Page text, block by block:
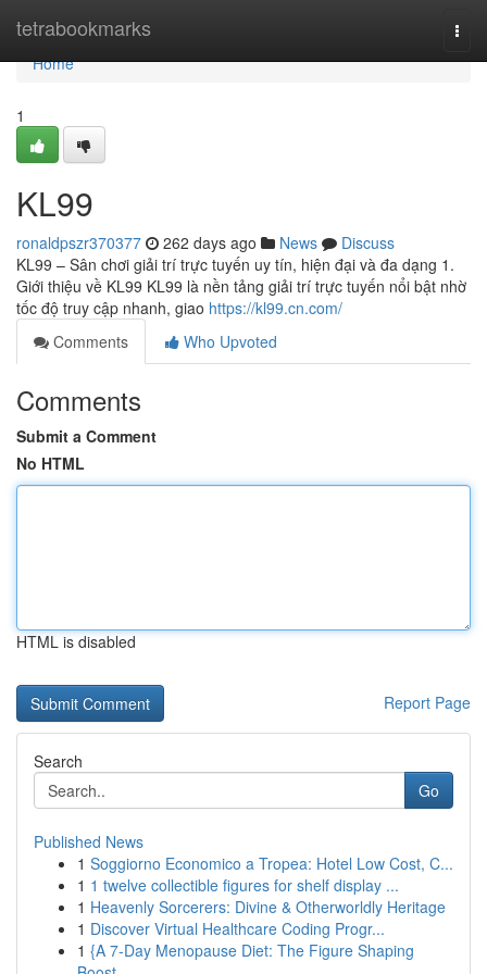
tetrabookmarks
Home
Home
1
KL99
ronaldpszr370377 262 days ago News
Discuss
KL99 – Sân chơi giải trí trực tuyến uy tín, hiện đại và đa dạng 1.
Giới thiệu về KL99 KL99 là nền tảng giải trí trực tuyến nổi bật nhờ
tốc độ truy cập nhanh, giao https://kl99.cn.com/
Comments
Who Upvoted
Comments
Submit a Comment
No HTML
HTML is disabled
Report Page
Search
Go
Published News
1 Soggiorno Economico a Tropea: Hotel Low Cost, C...
1 1 twelve collectible figures for shelf display ...
1 Heavenly Sorcerers: Divine & Otherworldly Heritage
1 Discover Virtual Healthcare Coding Progr...
1 {A 7-Day Menopause Diet: The Figure Shaping